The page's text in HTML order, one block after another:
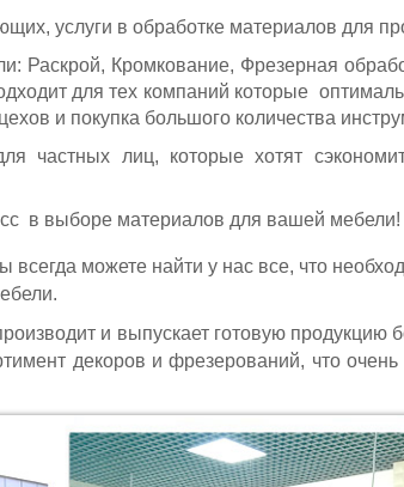
услуги в обработке материалов для
Раскрой, Кромкование, Фрезерная
для тех компаний которые
и покупка большого количества
частных лиц, которые хотят
в выборе материалов для вашей мебели!
можете найти у нас все, что
и выпускает готовую продукцию
декоров и фрезерований, что